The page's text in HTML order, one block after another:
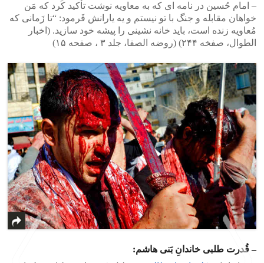
– امام حُسین در نامه ای که به معاویه نوشت تأکید کَرد که مَن
خواهان مقابله و جنگ با تو نیستم و یه یارانش فَرمود: “تا زَمانی که
مُعاویه زنده است، باید خانه نشینی را پیشه خود سازید. (اخبار
الطوال، صفخه ۲۴۴) (روضه الصفا، جلد ۳ ، صفحه ۱۵)
– قُدرت طلبی خاندانِ بَنی هاشم: